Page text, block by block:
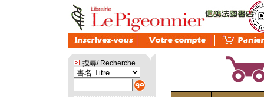
搜尋/ Recherche